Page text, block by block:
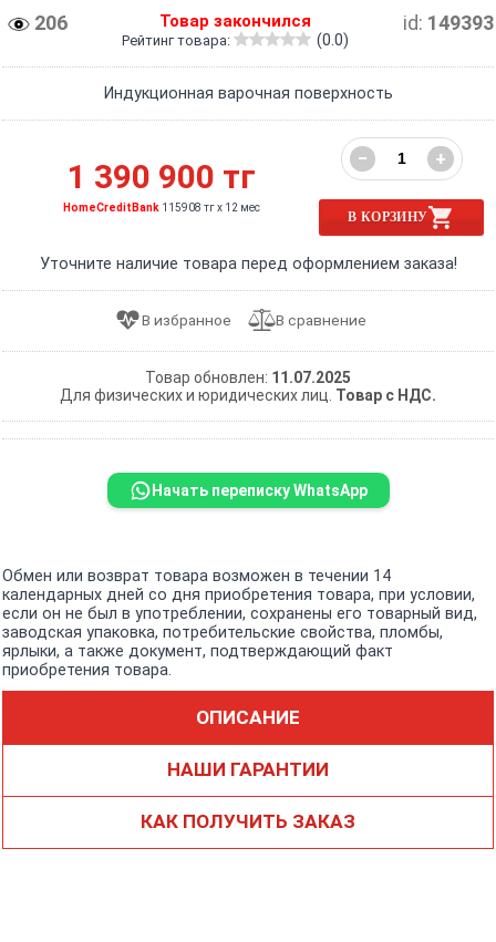
206 id: 149393
Товар закончился
Рейтинг товара: (0.0)
Индукционная варочная поверхность
1 390 900 тг
HomeCreditBank 115908 тг x 12 мес
− +
В КОРЗИНУ
Уточните наличие товара перед оформлением заказа!
Товар обновлен: 11.07.2025
Для физических и юридических лиц. Товар с НДС.
Начать переписку WhatsApp
Обмен или возврат товара возможен в течении 14
календарных дней со дня приобретения товара, при условии,
если он не был в употреблении, сохранены его товарный вид,
заводская упаковка, потребительские свойства, пломбы,
ярлыки, а также документ, подтверждающий факт
приобретения товара.
ОПИСАНИЕ
НАШИ ГАРАНТИИ
КАК ПОЛУЧИТЬ ЗАКАЗ